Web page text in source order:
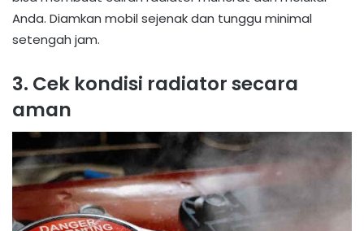
Anda. Diamkan mobil sejenak dan tunggu minimal
setengah jam.
3. Cek kondisi radiator secara
aman